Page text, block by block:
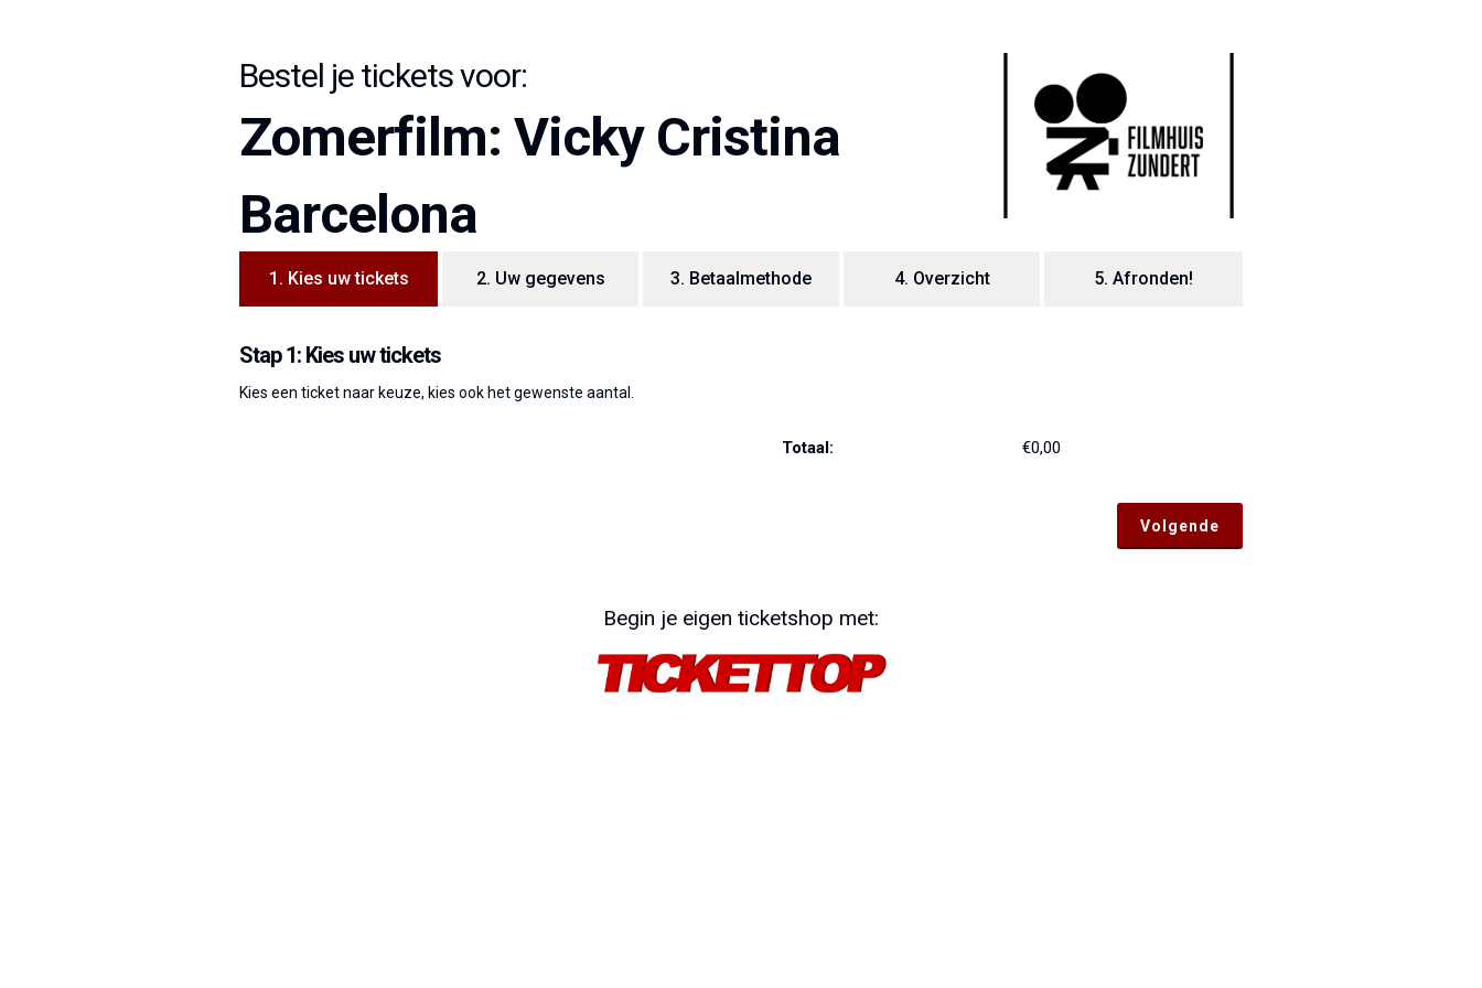
Bestel je tickets voor:
Zomerfilm: Vicky Cristina
Barcelona
1. Kies uw tickets 2. Uw gegevens 3. Betaalmethode 4. Overzicht 5. Afronden!
Stap 1: Kies uw tickets
Kies een ticket naar keuze, kies ook het gewenste aantal.
Totaal: €0,00
Volgende
Begin je eigen ticketshop met: